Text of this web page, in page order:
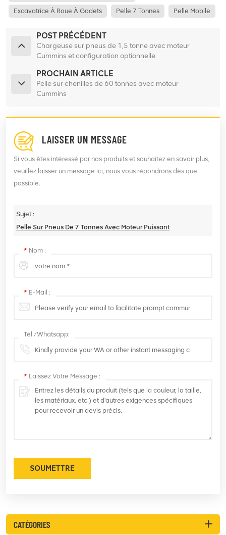
Excavatrice À Roue À Godets Pelle 7 Tonnes Pelle Mobile
POST PRÉCÉDENT
Chargeuse sur pneus de 1,5 tonne avec moteur
Cummins et configuration optionnelle
PROCHAIN ARTICLE
Pelle sur chenilles de 60 tonnes avec moteur
Cummins
LAISSER UN MESSAGE
Si vous êtes intéressé par nos produits et souhaitez en savoir plus,
veuillez laisser un message ici, nous vous répondrons dès que
possible.
Sujet :
Pelle Sur Pneus De 7 Tonnes Avec Moteur Puissant
* Nom :
* E-Mail :
Tél /Whatsapp:
* Laissez Votre Message :
SOUMETTRE
CATÉGORIES